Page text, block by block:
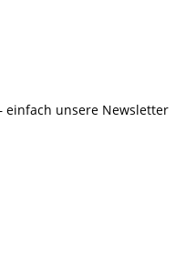
einfach unsere Newsletter